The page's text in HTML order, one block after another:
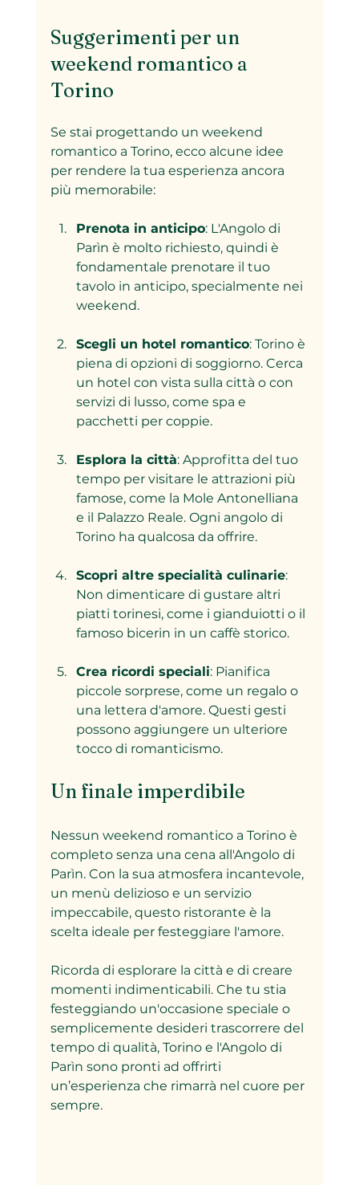
Suggerimenti per un
weekend romantico a
Torino
Se stai progettando un weekend
romantico a Torino, ecco alcune idee
per rendere la tua esperienza ancora
più memorabile:
Prenota in anticipo: L'Angolo di
Parìn è molto richiesto, quindi è
fondamentale prenotare il tuo
tavolo in anticipo, specialmente nei
weekend.
Scegli un hotel romantico: Torino è
piena di opzioni di soggiorno. Cerca
un hotel con vista sulla città o con
servizi di lusso, come spa e
pacchetti per coppie.
Esplora la città: Approfitta del tuo
tempo per visitare le attrazioni più
famose, come la Mole Antonelliana
e il Palazzo Reale. Ogni angolo di
Torino ha qualcosa da offrire.
Scopri altre specialità culinarie:
Non dimenticare di gustare altri
piatti torinesi, come i gianduiotti o il
famoso bicerin in un caffè storico.
Crea ricordi speciali: Pianifica
piccole sorprese, come un regalo o
una lettera d'amore. Questi gesti
possono aggiungere un ulteriore
tocco di romanticismo.
Un finale imperdibile
Nessun weekend romantico a Torino è
completo senza una cena all'Angolo di
Parìn. Con la sua atmosfera incantevole,
un menù delizioso e un servizio
impeccabile, questo ristorante è la
scelta ideale per festeggiare l'amore.
Ricorda di esplorare la città e di creare
momenti indimenticabili. Che tu stia
festeggiando un'occasione speciale o
semplicemente desideri trascorrere del
tempo di qualità, Torino e l'Angolo di
Parìn sono pronti ad offrirti
un’esperienza che rimarrà nel cuore per
sempre.